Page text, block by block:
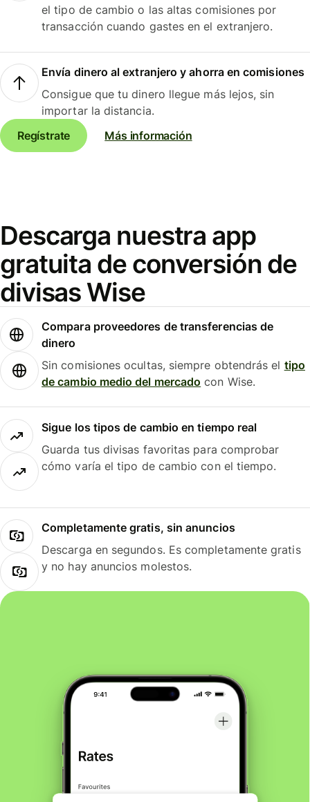
el tipo de cambio o las altas comisiones por
transacción cuando gastes en el extranjero.
Envía dinero al extranjero y ahorra en comisiones
Consigue que tu dinero llegue más lejos, sin
importar la distancia.
Regístrate
Más información
Descarga nuestra app
gratuita de conversión de
divisas Wise
Compara proveedores de transferencias de
dinero
Sin comisiones ocultas, siempre obtendrás el tipo
de cambio medio del mercado con Wise.
Sigue los tipos de cambio en tiempo real
Guarda tus divisas favoritas para comprobar
cómo varía el tipo de cambio con el tiempo.
Completamente gratis, sin anuncios
Descarga en segundos. Es completamente gratis
y no hay anuncios molestos.